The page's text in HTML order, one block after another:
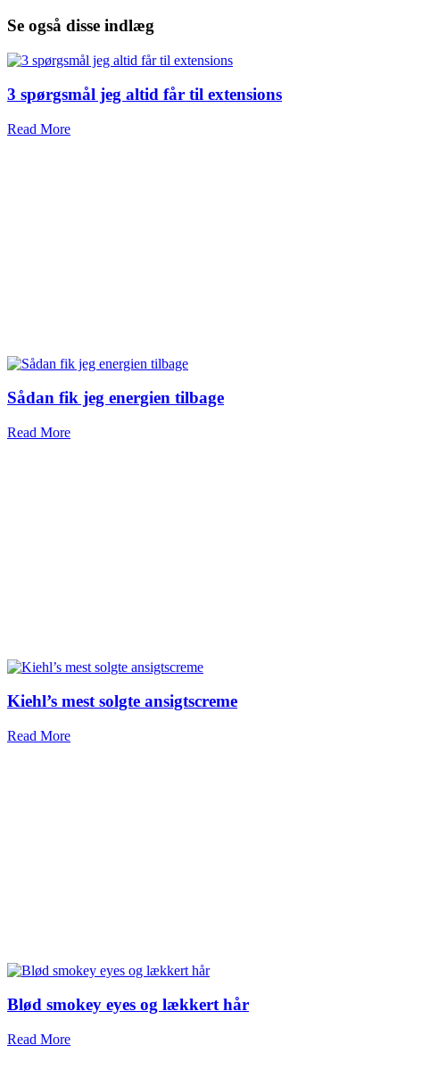
Se også disse indlæg
3 spørgsmål jeg altid får til extensions
Read More
Sådan fik jeg energien tilbage
Read More
Kiehl’s mest solgte ansigtscreme
Read More
Blød smokey eyes og lækkert hår
Read More